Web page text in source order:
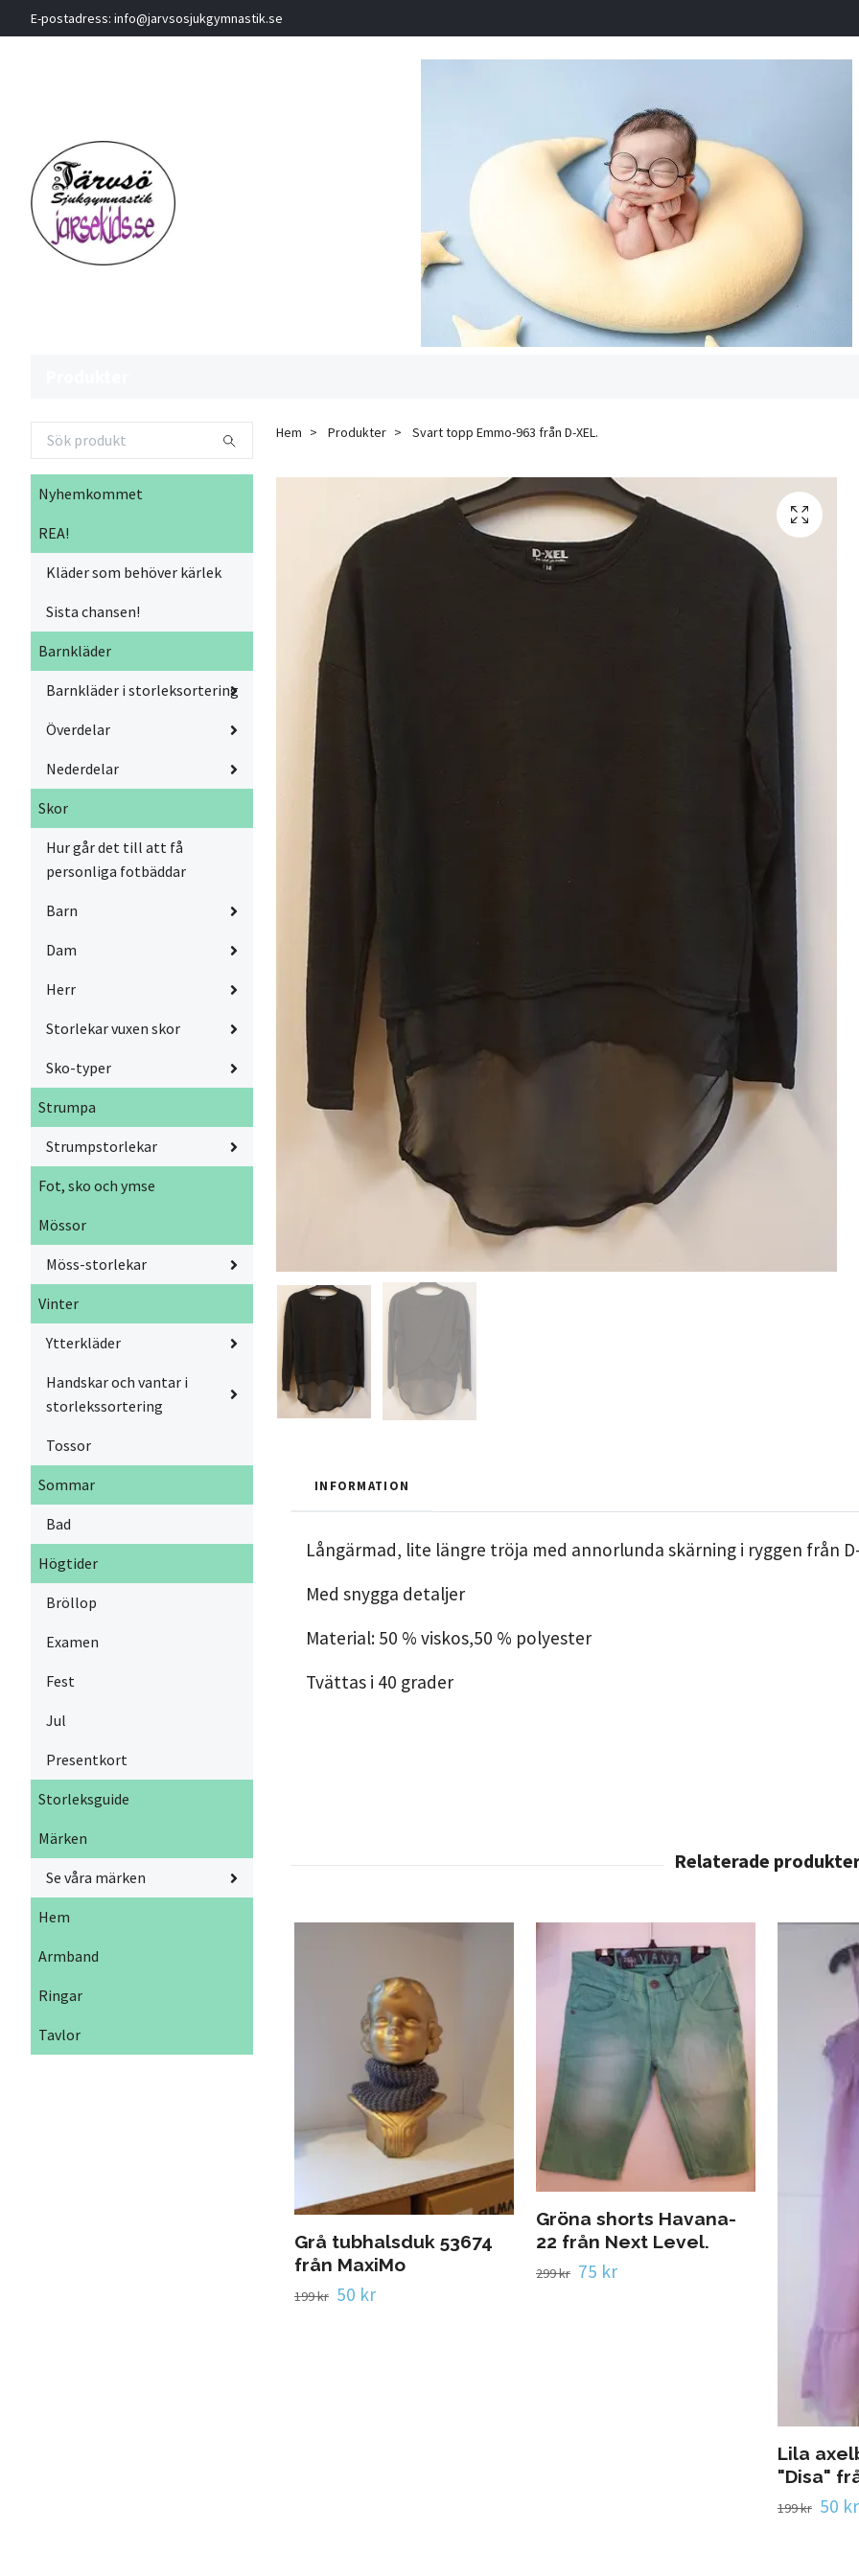
E-postadress: info@jarvsosjukgymnastik.se
Nyhemkommet
REA!
Kläder som behöver kärlek
Sista chansen!
Barnkläder
Barnkläder i storleksortering
Överdelar
Nederdelar
Skor
Hur går det till att få
personliga fotbäddar
Barn
Dam
Herr
Storlekar vuxen skor
Sko-typer
Strumpa
Strumpstorlekar
Fot, sko och ymse
Mössor
Möss-storlekar
Vinter
Ytterkläder
Handskar och vantar i
storlekssortering
Tossor
Sommar
Bad
Högtider
Bröllop
Examen
Fest
Jul
Presentkort
Storleksguide
Märken
Se våra märken
Hem
Armband
Ringar
Tavlor
Hem Produkter Svart topp Emmo-963 från D-XEL.
INFORMATION
Långärmad, lite längre tröja med annorlunda skärning i ryggen från
Med snygga detaljer
Material: 50 % viskos,50 % polyester
Tvättas i 40 grader
Grå tubhalsduk 53674
från MaxiMo
199 kr 50 kr
Gröna shorts Havana-
22 från Next Level.
299 kr 75 kr
Lila
"Disa"
199 kr 50 kr